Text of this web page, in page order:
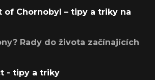
of Chornobyl – tipy a triky na
Rady do života začínajících
- tipy a triky